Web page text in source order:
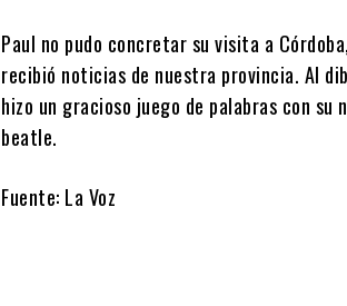
Paul no pudo concretar su visita a
recibió noticias de nuestra provincia. Al
hizo un gracioso juego de palabras con su
beatle.
Fuente: La Voz